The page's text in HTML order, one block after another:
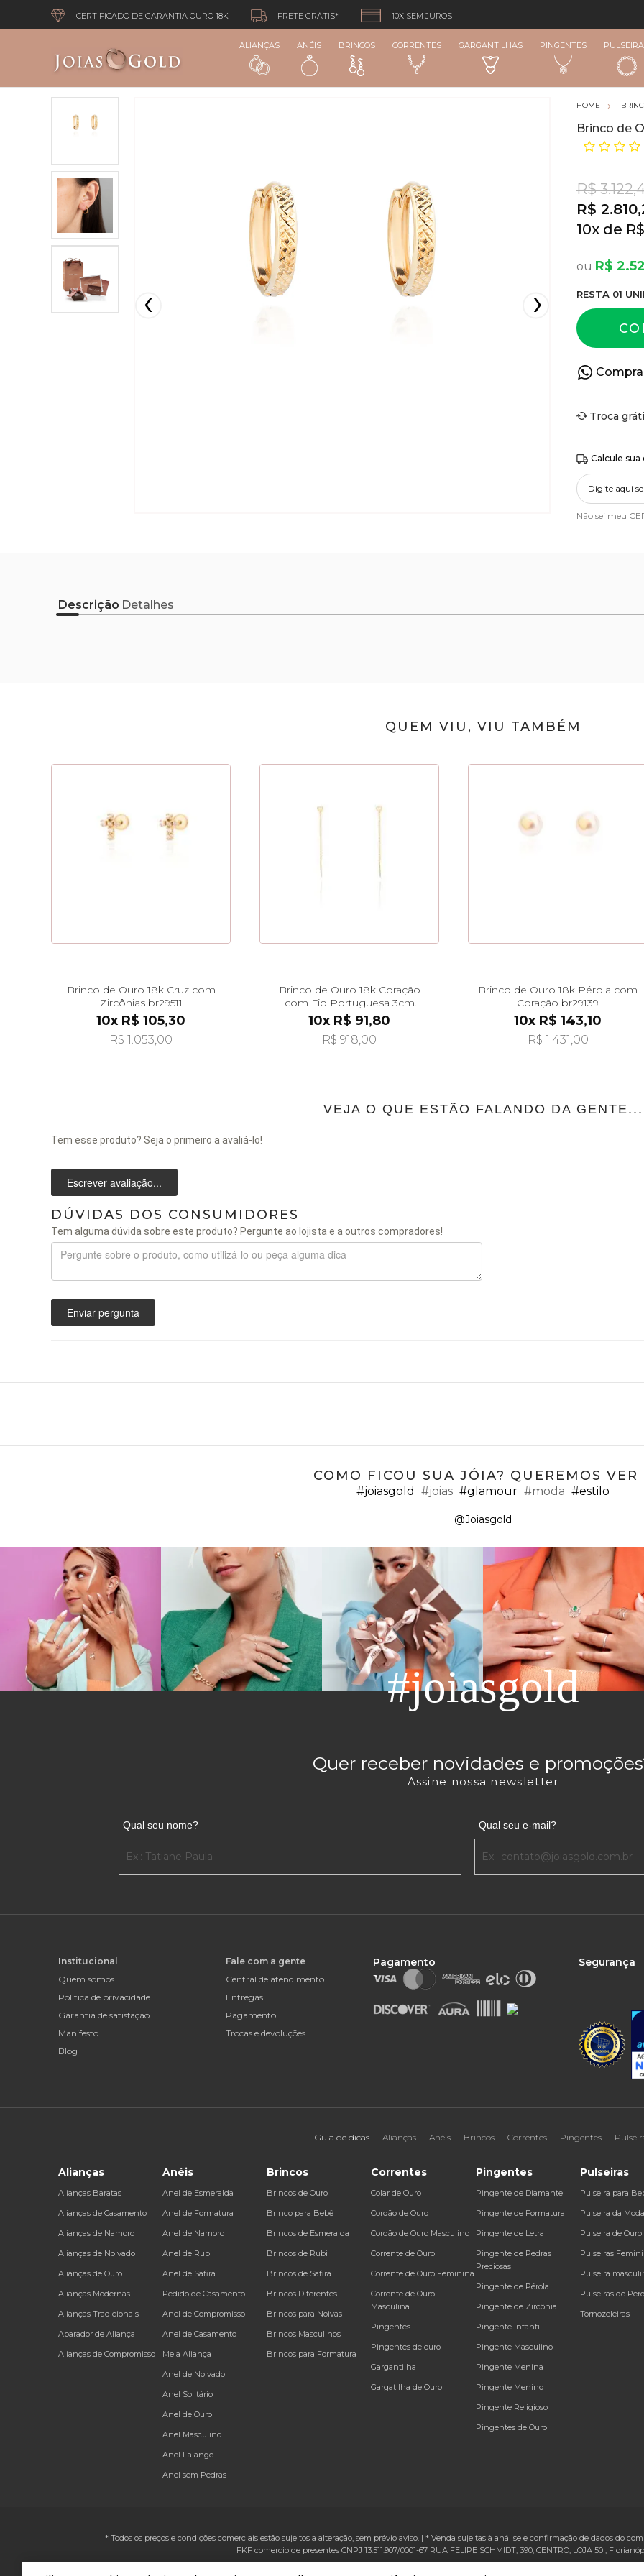
CERTIFICADO DE GARANTIA OURO 18K FRETE GRÁTIS* 10X SEM JUROS
ALIANÇAS ANÉIS BRINCOS CORRENTES GARGANTILHAS PINGENTES
Brinco de
R$
R$
10x
R$
RESTA 01
Troca
Calcule
Não sei meu
Descrição Detalhes
QUEM VIU, VIU TAMBÉM
Brinco de Ouro 18k Cruz com
Zircônias br29511
10x R$ 105,30
R$ 1.053,00
Brinco de Ouro 18k Coração
com Fio Portuguesa 3cm
br29504
10x R$ 91,80
R$ 918,00
Brinco de Ouro 18k Pérola com
Coração br29139
10x R$ 143,10
R$ 1.431,00
VEJA O QUE ESTÃO FALANDO DA GENTE...
Tem esse produto? Seja o primeiro a avaliá-lo!
Escrever avaliação...
DÚVIDAS DOS CONSUMIDORES
Tem alguma dúvida sobre este produto? Pergunte ao lojista e a outros compradores!
Enviar pergunta
COMO FICOU SUA JÓIA? QUEREMOS VER
#joiasgold #joias #glamour #moda #estilo
@Joiasgold
#joiasgold
Quer receber novidades e
Assine nossa newsletter
Qual seu nome? Qual seu e-mail?
Institucional
Quem somos
Política de privacidade
Garantia de satisfação
Manifesto
Blog
Fale com a gente
Central de atendimento
Entregas
Pagamento
Trocas e devoluções
Pagamento Segurança
Guia de dicas Alianças Anéis Brincos Correntes Pingentes
Alianças
Alianças Baratas
Alianças de Casamento
Alianças de Namoro
Alianças de Noivado
Alianças de Ouro
Alianças Modernas
Alianças Tradicionais
Aparador de Aliança
Alianças de Compromisso
Anéis
Anel de Esmeralda
Anel de Formatura
Anel de Namoro
Anel de Rubi
Anel de Safira
Pedido de Casamento
Anel de Compromisso
Anel de Casamento
Meia Aliança
Anel de Noivado
Anel Solitário
Anel de Ouro
Anel Masculino
Anel Falange
Anel sem Pedras
Brincos
Brincos de Ouro
Brinco para Bebê
Brincos de Esmeralda
Brincos de Rubi
Brincos de Safira
Brincos Diferentes
Brincos para Noivas
Brincos Masculinos
Brincos para Formatura
Correntes
Colar de Ouro
Cordão de Ouro
Cordão de Ouro Masculino
Corrente de Ouro
Corrente de Ouro Feminina
Corrente de Ouro
Masculina
Pingentes
Pingentes de ouro
Gargantilha
Gargatilha de Ouro
Pingentes
Pingente de Diamante
Pingente de Formatura
Pingente de Letra
Pingente de Pedras
Preciosas
Pingente de Pérola
Pingente de Zircônia
Pingente Infantil
Pingente Masculino
Pingente Menina
Pingente Menino
Pingente Religioso
Pingentes de Ouro
Pulseiras
Pulseira para
Pulseira da Moda
Pulseira de Ouro
Pulseiras
Pulseira
Pulseiras de
Tornozeleiras
* Todos os preços e condições comerciais estão sujeitos a alteração, sem prévio aviso. | * Venda sujeitas à análise e confirmação de dados do
FKF comercio de presentes CNPJ 13.511.907/0001-67 RUA FELIPE SCHMIDT, 390, CENTRO, LOJA 50 ,